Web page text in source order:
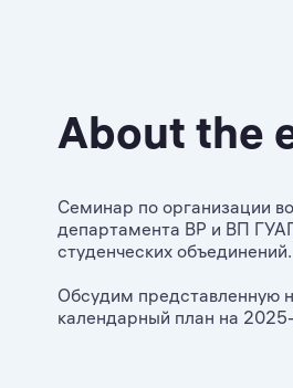
About the
Семинар по организации
департамента ВР и ВП
студенческих объединений.
Обсудим представленную
календарный план на